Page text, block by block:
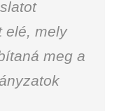
elé, mely
meg a